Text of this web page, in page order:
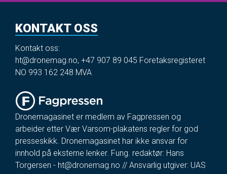
KONTAKT OSS
Kontakt oss:
ht@dronemag.no, +47 907 89 045 Foretaksregisteret
NO 993 162 248 MVA
Dronemagasinet er medlem av Fagpressen og
arbeider etter Vær Varsom-plakatens regler for god
presseskikk. Dronemagasinet har ikke ansvar for
innhold på eksterne lenker. Fung. redaktør: Hans
Torgersen - ht@dronemag.no // Ansvarlig utgiver: UAS